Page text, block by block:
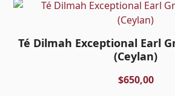
Té Dilmah Exceptional Earl
(Ceylan)
$650,00